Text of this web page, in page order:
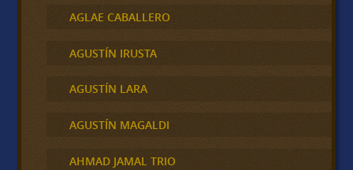
AGLAE CABALLERO
AGUSTÍN IRUSTA
AGUSTÍN LARA
AGUSTÍN MAGALDI
AHMAD JAMAL TRIO